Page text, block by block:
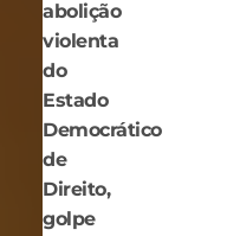
abolição
violenta
do
Estado
Democrático
de
Direito,
golpe